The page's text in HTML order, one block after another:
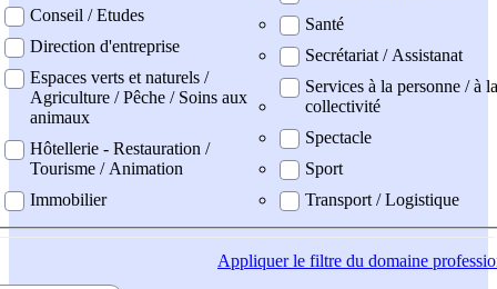
Conseil / Etudes
Direction d'entreprise
Espaces verts et naturels /
Agriculture / Pêche / Soins aux
animaux
Hôtellerie - Restauration /
Tourisme / Animation
Immobilier
Santé
Secrétariat / Assistanat
Services à la personne / à la
collectivité
Spectacle
Sport
Transport / Logistique
Appliquerle filtre du domaine